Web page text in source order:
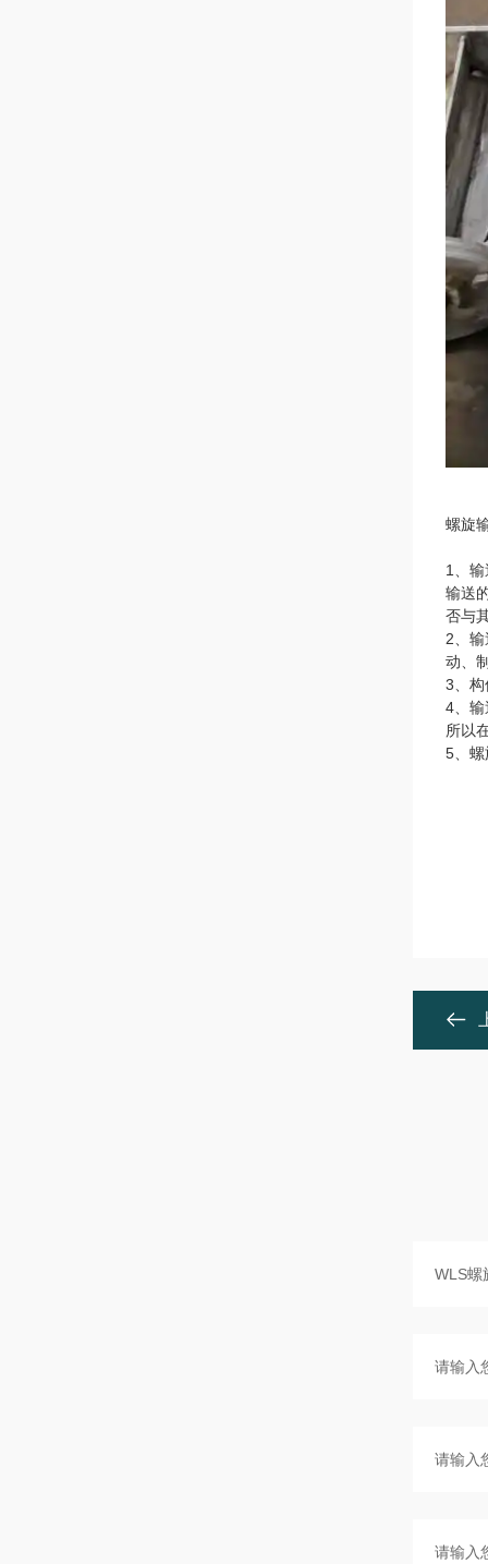
螺旋
1、
输送
否与
2、
动、
3、构
4、
所以
5、螺